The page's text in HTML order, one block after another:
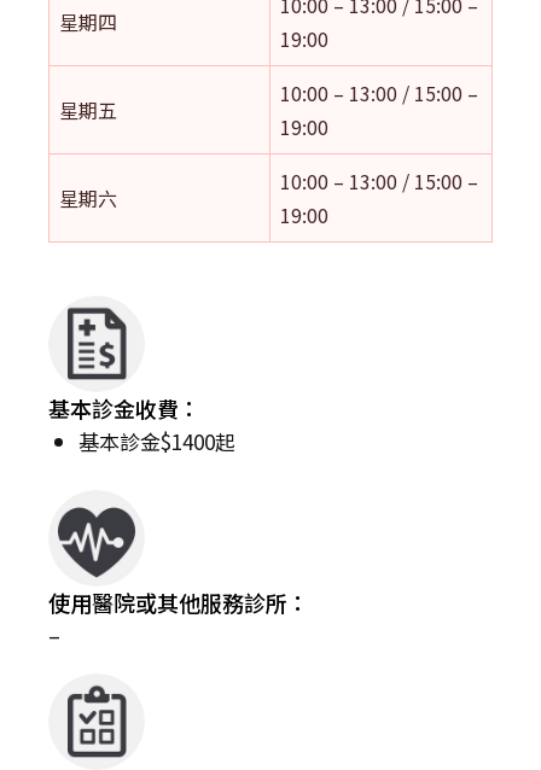
星期四
19:00
星期五
10:00 – 13:00 / 15:00 –
19:00
星期六
10:00 – 13:00 / 15:00 –
19:00
基本診金收費：
基本診金$1400起
使用醫院或其他服務診所：
–